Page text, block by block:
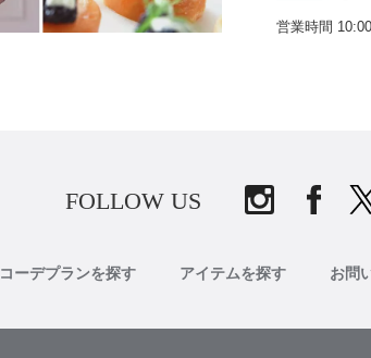
営業時間
FOLLOW US
コーデプランを探す アイテムを探す お問